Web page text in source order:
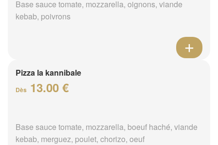
Base sauce tomate, mozzarella, oignons, viande
kebab, poivrons
Pizza la kannibale
Dès 13.00 €
Base sauce tomate, mozzarella, boeuf haché, viande
kebab, merguez, poulet, chorizo, oeuf